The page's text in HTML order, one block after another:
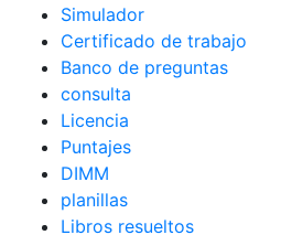
Simulador
Certificado de trabajo
Banco de preguntas
consulta
Licencia
Puntajes
DIMM
planillas
Libros resueltos